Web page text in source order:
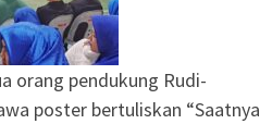
orang pendukung Rudi-
poster bertuliskan “Saatnya